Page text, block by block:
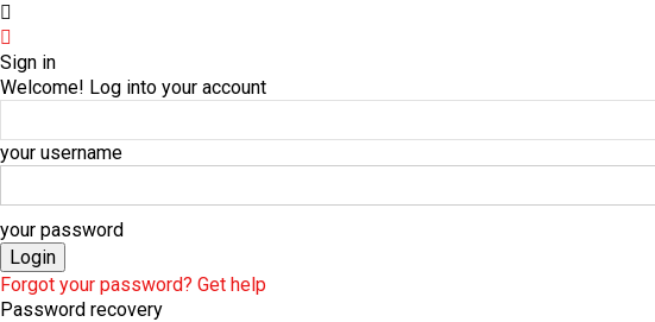
Sign in
Welcome! Log into your account
your username
your password
Forgot your password? Get help
Password recovery